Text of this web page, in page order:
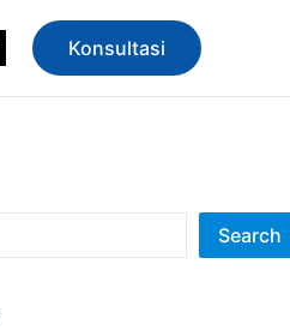
Konsultasi
Search